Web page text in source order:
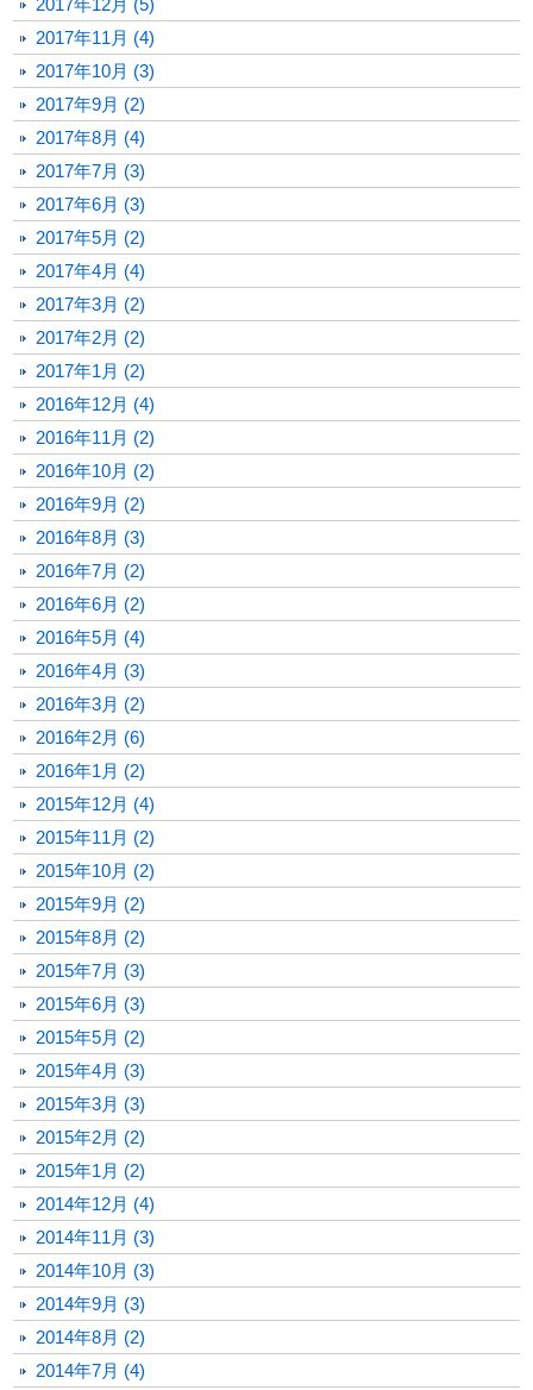
2017年12月 (5)
2017年11月 (4)
2017年10月 (3)
2017年9月 (2)
2017年8月 (4)
2017年7月 (3)
2017年6月 (3)
2017年5月 (2)
2017年4月 (4)
2017年3月 (2)
2017年2月 (2)
2017年1月 (2)
2016年12月 (4)
2016年11月 (2)
2016年10月 (2)
2016年9月 (2)
2016年8月 (3)
2016年7月 (2)
2016年6月 (2)
2016年5月 (4)
2016年4月 (3)
2016年3月 (2)
2016年2月 (6)
2016年1月 (2)
2015年12月 (4)
2015年11月 (2)
2015年10月 (2)
2015年9月 (2)
2015年8月 (2)
2015年7月 (3)
2015年6月 (3)
2015年5月 (2)
2015年4月 (3)
2015年3月 (3)
2015年2月 (2)
2015年1月 (2)
2014年12月 (4)
2014年11月 (3)
2014年10月 (3)
2014年9月 (3)
2014年8月 (2)
2014年7月 (4)